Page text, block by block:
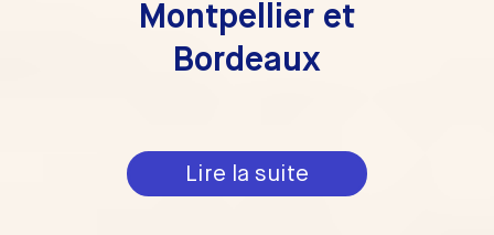
Montpellier et
Bordeaux
Lire la suite